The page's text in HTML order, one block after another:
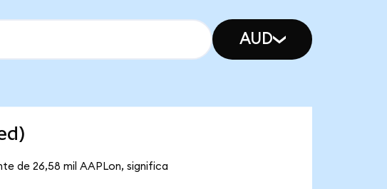
AUD
de 26,58 mil AAPLon, significa